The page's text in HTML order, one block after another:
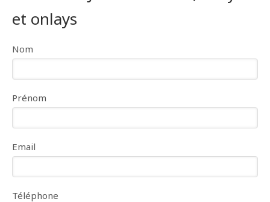
et onlays
Nom
Prénom
Email
Téléphone